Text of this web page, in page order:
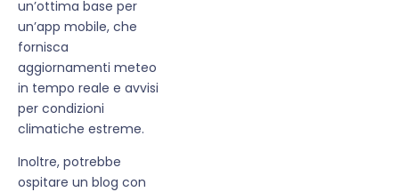
un’ottima base per
un’app mobile, che
fornisca
aggiornamenti meteo
in tempo reale e avvisi
per condizioni
climatiche estreme.
Inoltre, potrebbe
ospitare un blog con